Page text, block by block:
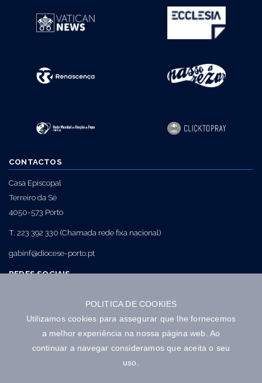
POLITICA DE COOKIES
Utilizamos cookies para assegurar que lhe fornecemos
a melhor experiência na nossa página web. Ao
continuar a navegar consideramos que aceita o seu
uso.
CONTACTOS
Casa Episcopal
Terreiro da Sé
4050-573 Porto
T. 223 392 330 (Chamada rede fixa nacional)
gabinf@diocese-porto.pt
REDES SOCIAIS
NEWSLETTER